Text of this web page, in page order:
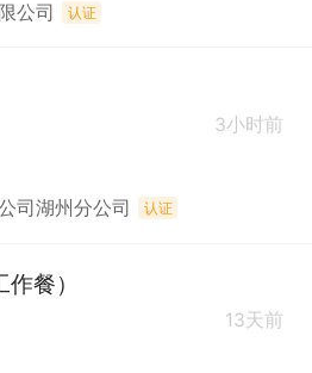
公司 认证
3小时前
司湖州分公司 认证
餐）
13天前